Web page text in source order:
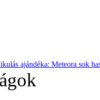
ajándéka: Meteora sok